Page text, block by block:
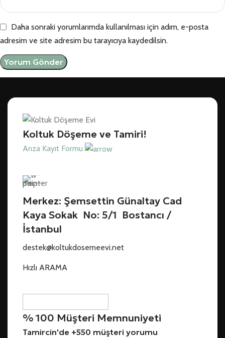
Daha sonraki yorumlarımda kullanılması için adım, e-posta
adresim ve site adresim bu tarayıcıya kaydedilsin.
Koltuk Döşeme ve Tamiri!
Arıza Kayıt Formu
Merkez: Şemsettin Günaltay Cad
Kaya Sokak No: 5/1 Bostancı /
İstanbul
destek@koltukdosemeevi.net
Hızlı ARAMA
% 100 Müşteri Memnuniyeti
Tamircin'de +550 müşteri yorumu